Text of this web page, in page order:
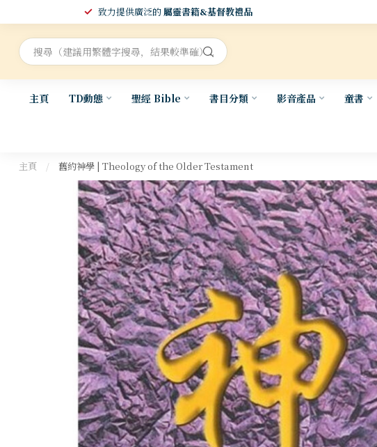
致力提供廣泛的屬靈書籍&基督教禮品
主頁 TD動態 聖經 Bible 書目分類 影音產品 童書
主頁 /
舊約神學 | Theology of the Older Testament